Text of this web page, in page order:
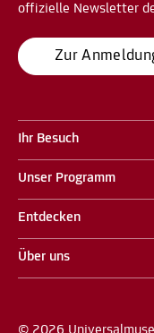
offizielle Newsletter
Zur
Ihr Besuch
Unser Programm
Entdecken
Über uns